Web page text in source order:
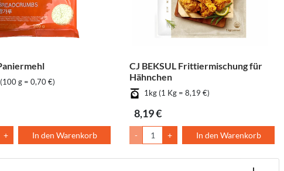
g = 0,70 €)
+ In den Warenkorb
CJ BEKSUL Frittiermischung für
Hähnchen
1kg (1 Kg = 8,19 €)
8,19 €
- + In den Warenkorb